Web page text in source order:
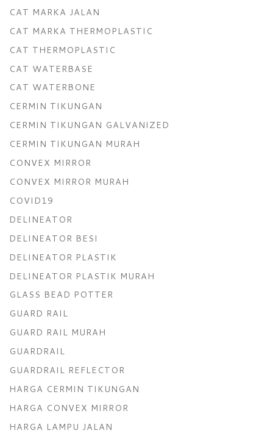
CAT MARKA JALAN
CAT MARKA THERMOPLASTIC
CAT THERMOPLASTIC
CAT WATERBASE
CAT WATERBONE
CERMIN TIKUNGAN
CERMIN TIKUNGAN GALVANIZED
CERMIN TIKUNGAN MURAH
CONVEX MIRROR
CONVEX MIRROR MURAH
COVID19
DELINEATOR
DELINEATOR BESI
DELINEATOR PLASTIK
DELINEATOR PLASTIK MURAH
GLASS BEAD POTTER
GUARD RAIL
GUARD RAIL MURAH
GUARDRAIL
GUARDRAIL REFLECTOR
HARGA CERMIN TIKUNGAN
HARGA CONVEX MIRROR
HARGA LAMPU JALAN